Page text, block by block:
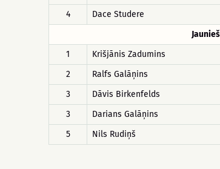
4
Dace Studere
1
Krišjānis Zadumins
2
Ralfs Galāņins
3
Dāvis Birkenfelds
3
Darians Galāņins
5
Nils Rudiņš